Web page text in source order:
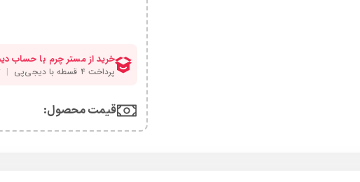
قیمت محصول:​